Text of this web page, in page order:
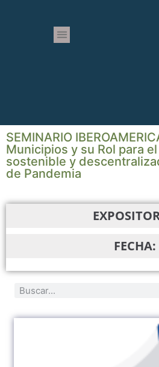
SEMINARIO
Municipios y su Rol para
sostenible y
de Pandemia
FECHA: